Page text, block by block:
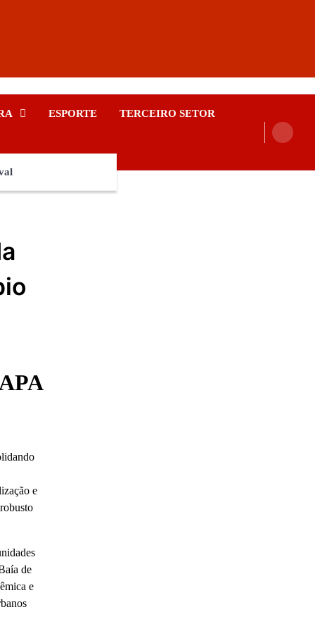
ESPORTE TERCEIRO SETOR
e
de
e